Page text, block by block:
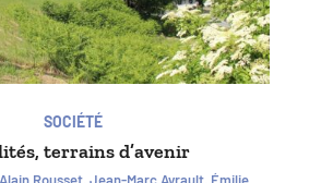
SOCIÉTÉ
terrains d’avenir